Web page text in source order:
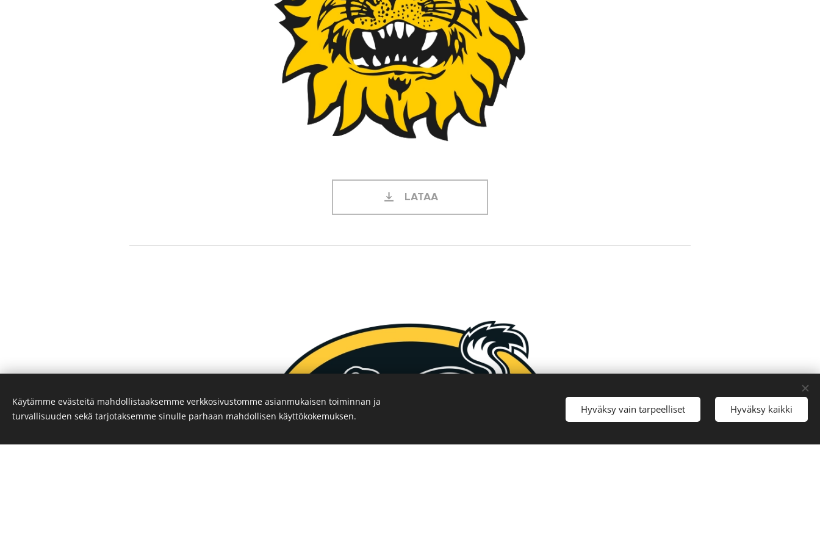
LATAA
Käytämme evästeitä mahdollistaaksemme verkkosivustomme asianmukaisen toiminnan ja
turvallisuuden sekä tarjotaksemme sinulle parhaan mahdollisen käyttökokemuksen.
Hyväksy vain tarpeelliset Hyväksy kaikki